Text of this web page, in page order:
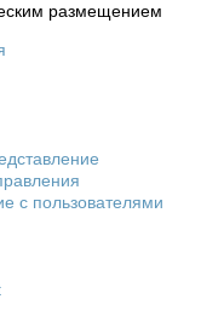
размещением
с пользователями